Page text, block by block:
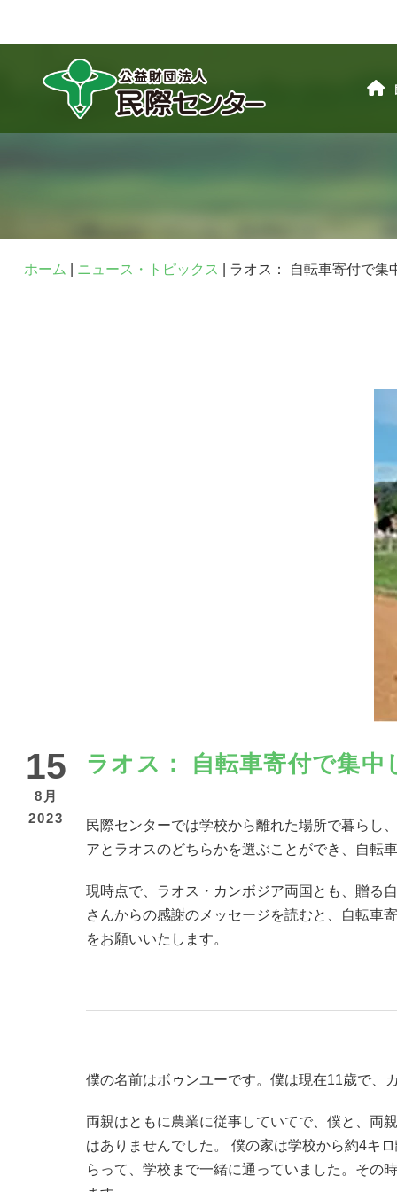
ホーム ニュース・トピックス ラオス： 自転車寄付で集
15
8月
2023
ラオス： 自転車寄付で集
民際センターでは学校から離れた場所で暮らし
アとラオスのどちらかを選ぶことができ、自転
現時点で、ラオス・カンボジア両国とも、贈る
さんからの感謝のメッセージを読むと、自転車
をお願いいたします。
僕の名前はボゥンユーです。僕は現在11歳で、
両親はともに農業に従事していてで、僕と、両
はありませんでした。 僕の家は学校から約4キ
らって、学校まで一緒に通っていました。その